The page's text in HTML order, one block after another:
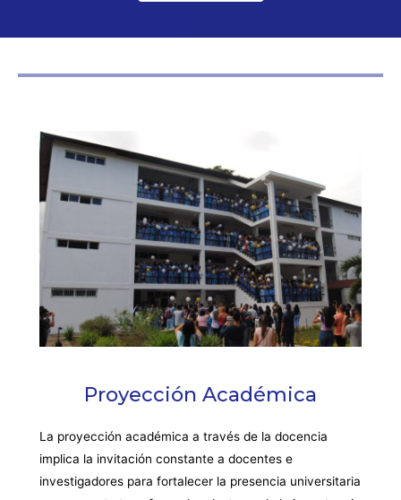
Proyección Académica
La proyección académica a través de la docencia
implica la invitación constante a docentes e
investigadores para fortalecer la presencia universitaria